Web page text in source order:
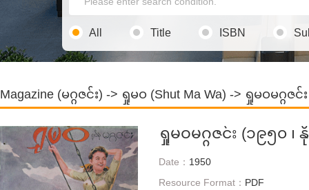
All Title ISBN
Magazine (မဂ္ဂဇင်း) -> ရှုမဝ (Shut Ma Wa) -> ရှုမဝမဂ္ဂဇ
ရှုမဝမဂ္ဂဇင်း (၁၉၅၀
Date： 1950
Resource Format： PDF